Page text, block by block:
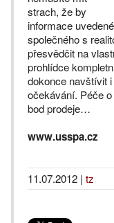
strach, že by
informace
společného s
přesvědčit na
prohlídce
dokonce navštívit
očekávání. Péče
bod prodeje…
www.usspa.cz
11.07.2012 | tz